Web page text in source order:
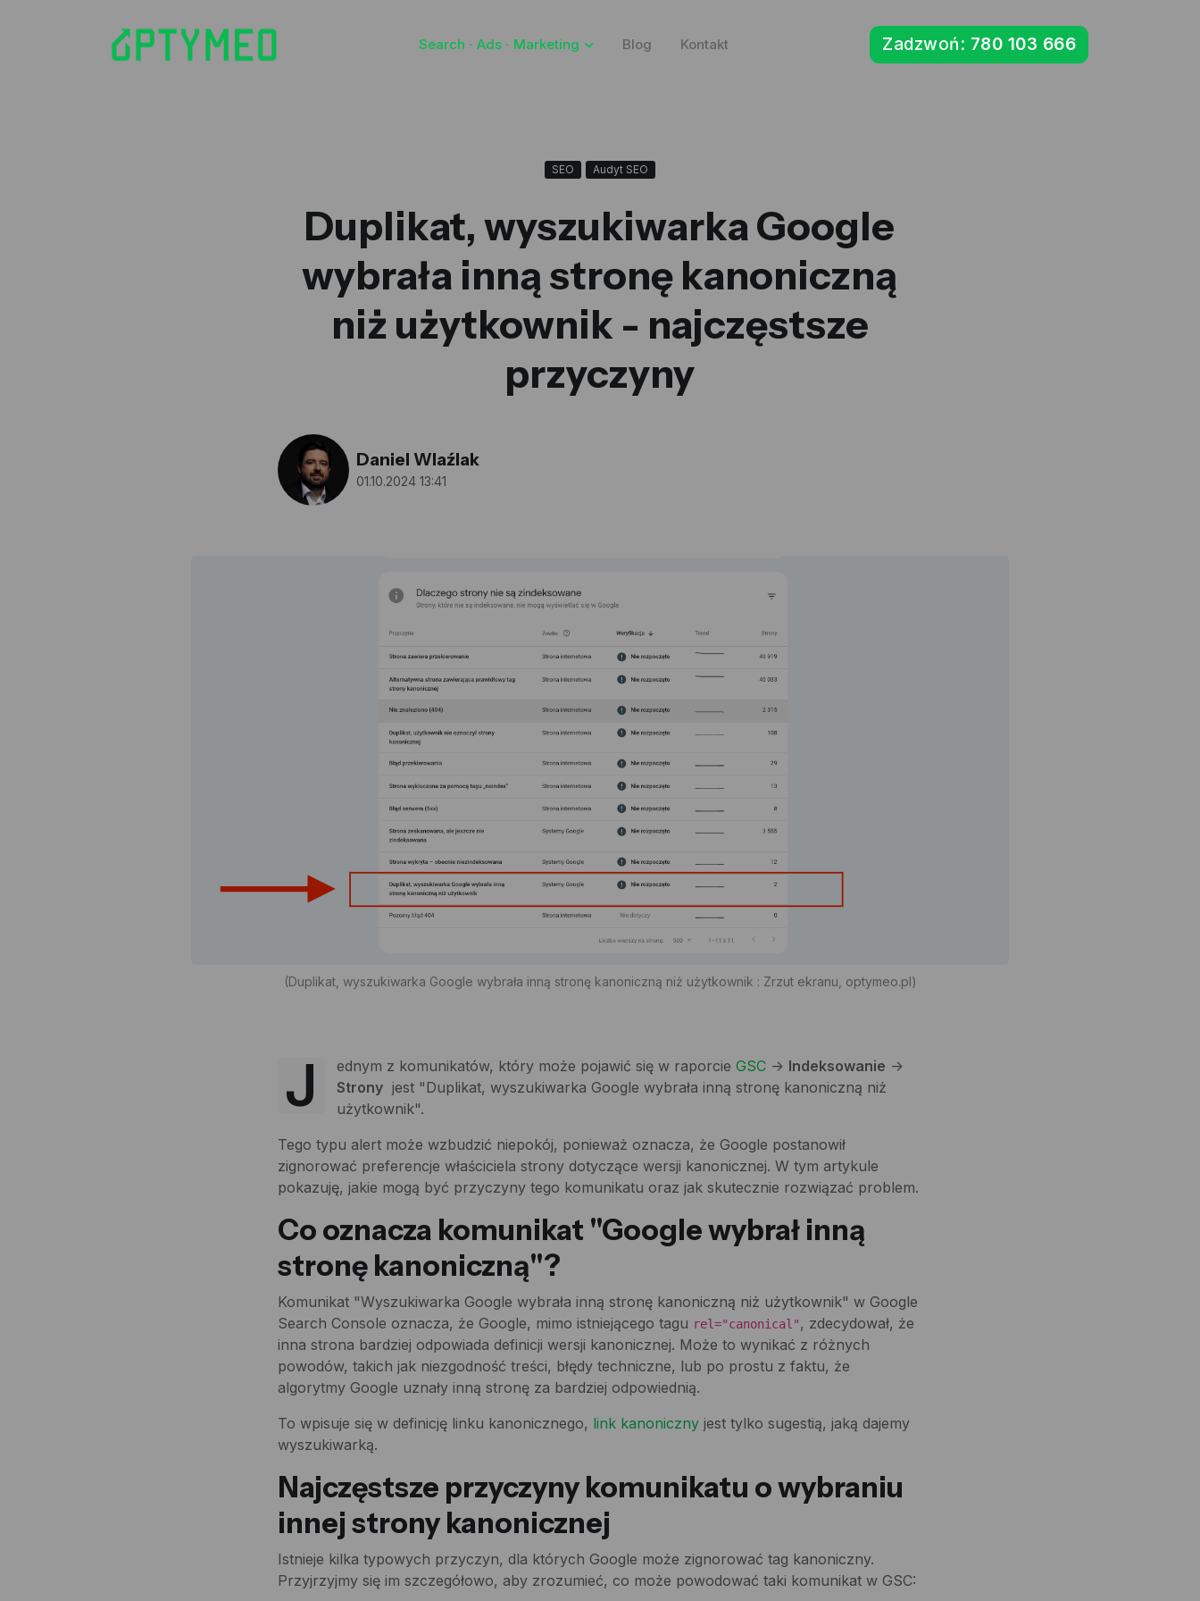
Search ⋅ Ads ⋅ Marketing Blog Kontakt Zadzwoń: 780 103 666
SEO Audyt SEO
Duplikat, wyszukiwarka Google
wybrała inną stronę kanoniczną
niż użytkownik - najczęstsze
przyczyny
Daniel Wlaźlak
01.10.2024 13:41
(Duplikat, wyszukiwarka Google wybrała inną stronę kanoniczną niż użytkownik : Zrzut ekranu, optymeo.pl)
J ednym z komunikatów, który może pojawić się w raporcieGSC -> Indeksowanie ->
Strony jest "Duplikat, wyszukiwarka Google wybrała inną stronę kanoniczną niż
użytkownik".
Tego typu alert może wzbudzić niepokój, ponieważ oznacza, że Google postanowił
zignorować preferencje właściciela strony dotyczące wersji kanonicznej. W tym artykule
pokazuję, jakie mogą być przyczyny tego komunikatu oraz jak skutecznie rozwiązać problem.
Co oznacza komunikat "Google wybrał inną
stronę kanoniczną"?
Komunikat "Wyszukiwarka Google wybrała inną stronę kanoniczną niż użytkownik" w Google
Search Console oznacza, że Google, mimo istniejącego tagu rel="canonical", zdecydował, że
inna strona bardziej odpowiada definicji wersji kanonicznej. Może to wynikać z różnych
powodów, takich jak niezgodność treści, błędy techniczne, lub po prostu z faktu, że
algorytmy Google uznały inną stronę za bardziej odpowiednią.
To wpisuje się w definicję linku kanonicznego, link kanoniczny jest tylko sugestią, jaką dajemy
wyszukiwarką.
Najczęstsze przyczyny komunikatu o wybraniu
innej strony kanonicznej
Istnieje kilka typowych przyczyn, dla których Google może zignorować tag kanoniczny.
Przyjrzyjmy się im szczegółowo, aby zrozumieć, co może powodować taki komunikat w GSC: